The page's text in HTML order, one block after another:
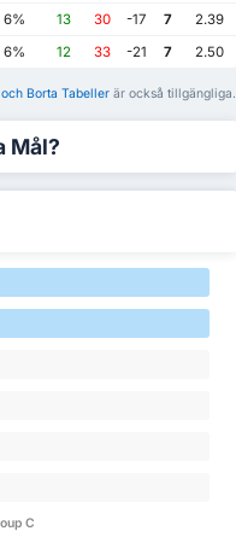
6% 13 30 -17 7
2.39
6% 12 33 -21 7 2.50
Borta Tabeller är också tillgängliga.
Mål?
C